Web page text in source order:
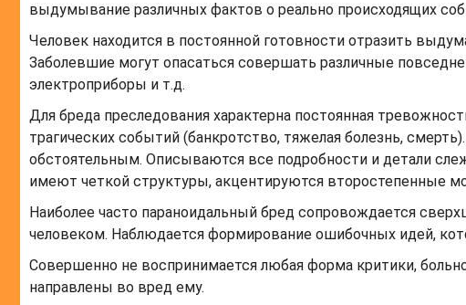
выдумывание различных фактов о реально происходящих
Человек находится в постоянной готовности отразить
Заболевшие могут опасаться совершать различные
электроприборы и т.д.
Для бреда преследования характерна постоянная
трагических событий (банкротство, тяжелая болезнь,
обстоятельным. Описываются все подробности и детали
имеют четкой структуры, акцентируются второстепенные
Наиболее часто параноидальный бред сопровождается
человеком. Наблюдается формирование ошибочных идей,
Совершенно не воспринимается любая форма критики,
направлены во вред ему.